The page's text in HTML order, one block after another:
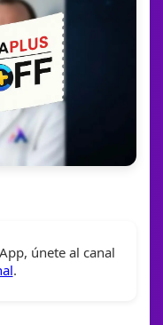
únete al canal
.